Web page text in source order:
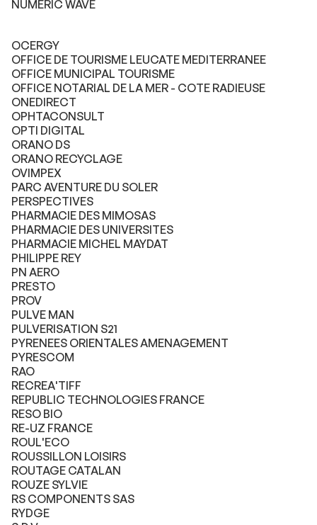
NUMERIC WAVE
OCERGY
OFFICE DE TOURISME LEUCATE MEDITERRANEE
OFFICE MUNICIPAL TOURISME
OFFICE NOTARIAL DE LA MER - COTE RADIEUSE
ONEDIRECT
OPHTACONSULT
OPTI DIGITAL
ORANO DS
ORANO RECYCLAGE
OVIMPEX
PARC AVENTURE DU SOLER
PERSPECTIVES
PHARMACIE DES MIMOSAS
PHARMACIE DES UNIVERSITES
PHARMACIE MICHEL MAYDAT
PHILIPPE REY
PN AERO
PRESTO
PROV
PULVE MAN
PULVERISATION S21
PYRENEES ORIENTALES AMENAGEMENT
PYRESCOM
RAO
RECREA'TIFF
REPUBLIC TECHNOLOGIES FRANCE
RESO BIO
RE-UZ FRANCE
ROUL'ECO
ROUSSILLON LOISIRS
ROUTAGE CATALAN
ROUZE SYLVIE
RS COMPONENTS SAS
RYDGE